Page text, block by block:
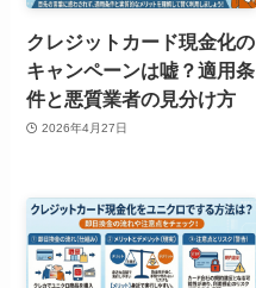
クレジットカード現金化の
キャンペーンは嘘？適用条
件と悪質業者の見分け方
2026年4月27日